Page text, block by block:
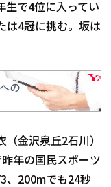
生で4位に入ってい
は4冠に挑む。坂は
金沢泉丘2石川）
年の国民スポーツ
、200mでも24秒